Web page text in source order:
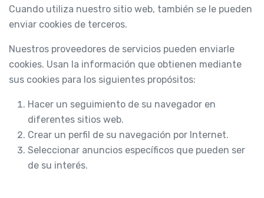
Cuando utiliza nuestro sitio web, también se le pueden
enviar cookies de terceros.
Nuestros proveedores de servicios pueden enviarle
cookies. Usan la información que obtienen mediante
sus cookies para los siguientes propósitos:
Hacer un seguimiento de su navegador en
diferentes sitios web.
Crear un perfil de su navegación por Internet.
Seleccionar anuncios específicos que pueden ser
de su interés.